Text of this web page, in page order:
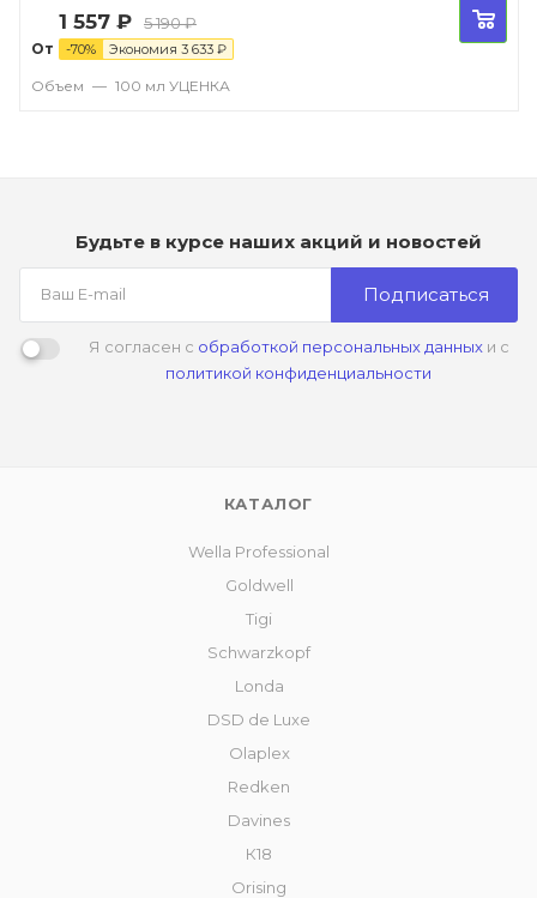
От
1 557 ₽ 5 190₽
-70% Экономия 3 633 ₽
Объем — 100 мл УЦЕНКА
Будьте в курсе наших акций и новостей
Подписаться
Я согласен с обработкой персональных данныхи с
политикой конфиденциальности
КАТАЛОГ
Wella Professional
Goldwell
Tigi
Schwarzkopf
Londa
DSD de Luxe
Olaplex
Redken
Davines
К18
Orising